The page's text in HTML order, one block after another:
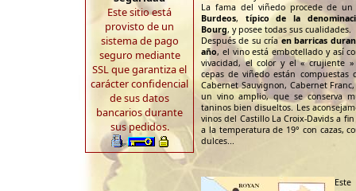
Este sitio está
provisto de un
sistema de pago
seguro mediante
SSL que garantiza el
carácter confidencial
de sus datos
bancarios durante
sus pedidos.
La fama del viñedo procede de
Burdeos, típico de la
Bourg, y posee todas sus cualidades.
Después de su cría en barricas
año, el vino está embotellado y así
vivacidad, el color y el « crujiente
cepas de viñedo están compuestas
Cabernet Sauvignon, Cabernet
un vino amplio, que se conserva
taninos bien disueltos. Les
vinos del Castillo La Croix-Davids a
a la temperatura de 19° con cazas,
dulces...